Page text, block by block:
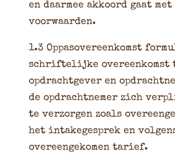
en daarmee akkoord gaat met
voorwaarden.
1.3 Oppasovereenkomst
schriftelijke overeenkomst
opdrachtgever en
de opdrachtnemer zich
te verzorgen zoals
het intakegesprek en
overeengekomen tarief.